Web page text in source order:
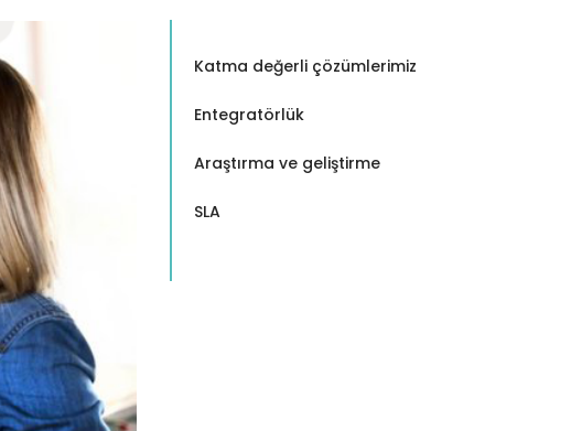
Katma değerli çözümlerimiz
Entegratörlük
Araştırma ve geliştirme
SLA